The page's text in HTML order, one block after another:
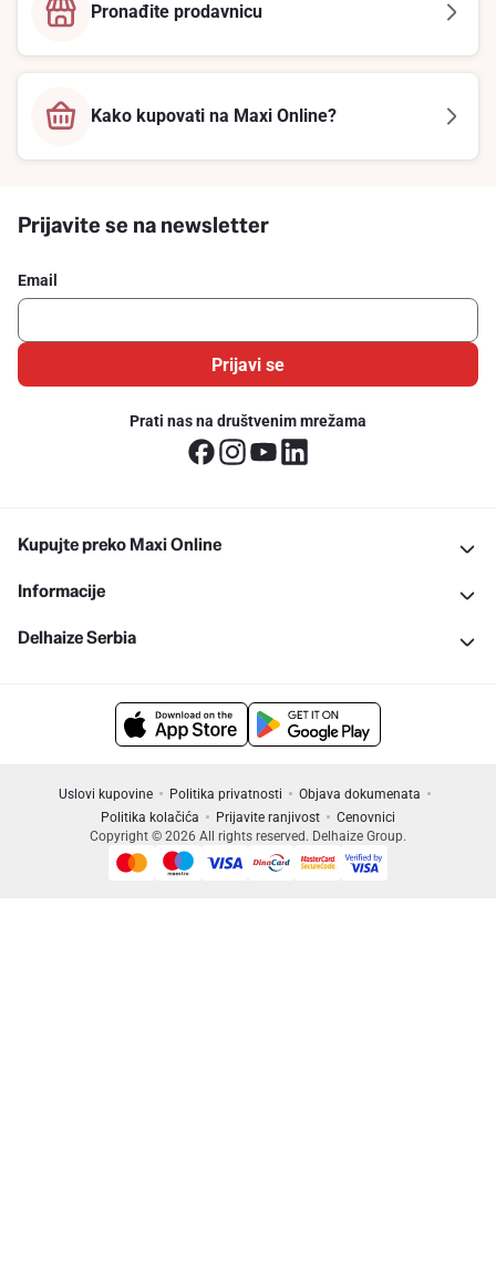
Pronađite prodavnicu
Kako kupovati na Maxi Online?
Prijavite se na newsletter
Email
Prijavi se
Prati nas na društvenim mrežama
Kupujte preko Maxi Online
Informacije
Delhaize Serbia
Uslovi kupovine Politika privatnosti
Objava dokumenata
Politika kolačića
Prijavite ranjivost
Cenovnici
Copyright © 2026 All rights reserved. Delhaize Group.